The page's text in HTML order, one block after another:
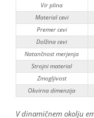
Vir plina
Material cevi
Premer cevi
Dolžina cevi
Natančnost merjenja
Strojni material
Zmogljivost
Okvirna dimenzija
V dinamičnem okolju